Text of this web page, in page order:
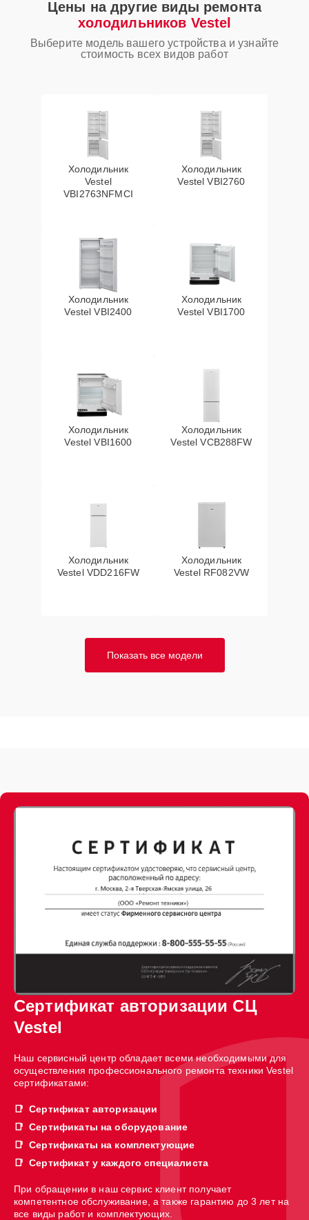
Цены на другие виды ремонта
холодильников Vestel
Выберите модель вашего устройства и узнайте
стоимость всех видов работ
Холодильник
Vestel
VBI2763NFMCI
Холодильник
Vestel VBI2760
Холодильник
Vestel VBI2400
Холодильник
Vestel VBI1700
Холодильник
Vestel VBI1600
Холодильник
Vestel VCB288FW
Холодильник
Vestel VDD216FW
Холодильник
Vestel RF082VW
Показать все модели
Сертификат авторизации СЦ
Vestel
Наш сервисный центр обладает всеми необходимыми для
осуществления профессионального ремонта техники Vestel
сертификатами:
Сертификат авторизации
Сертификаты на оборудование
Сертификаты на комплектующие
Сертификат у каждого специалиста
При обращении в наш сервис клиент получает
компетентное обслуживание, а также гарантию до 3 лет на
все виды работ и комплектующих.